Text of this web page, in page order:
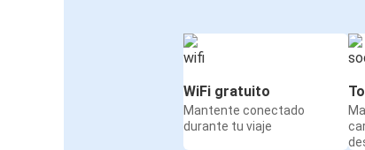
WiFi gratuito
Mantente conectado
durante tu viaje